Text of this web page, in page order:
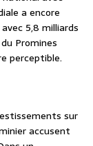
a encore
5,8 milliards
Promines
perceptible.
sur
accusent